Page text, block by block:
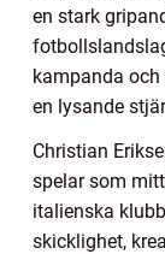
en stark
kampanda
en lysande
Christian
spelar som
italienska
skicklighet,